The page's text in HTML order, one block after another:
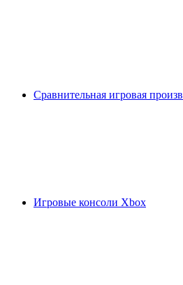
Сравнительная игровая
Игровые консоли Xbox